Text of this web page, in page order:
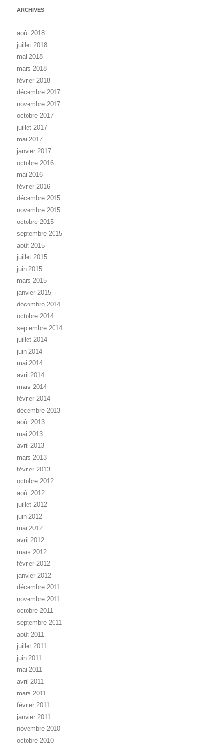
ARCHIVES
août 2018
juillet 2018
mai 2018
mars 2018
février 2018
décembre 2017
novembre 2017
octobre 2017
juillet 2017
mai 2017
janvier 2017
octobre 2016
mai 2016
février 2016
décembre 2015
novembre 2015
octobre 2015
septembre 2015
août 2015
juillet 2015
juin 2015
mars 2015
janvier 2015
décembre 2014
octobre 2014
septembre 2014
juillet 2014
juin 2014
mai 2014
avril 2014
mars 2014
février 2014
décembre 2013
août 2013
mai 2013
avril 2013
mars 2013
février 2013
octobre 2012
août 2012
juillet 2012
juin 2012
mai 2012
avril 2012
mars 2012
février 2012
janvier 2012
décembre 2011
novembre 2011
octobre 2011
septembre 2011
août 2011
juillet 2011
juin 2011
mai 2011
avril 2011
mars 2011
février 2011
janvier 2011
novembre 2010
octobre 2010